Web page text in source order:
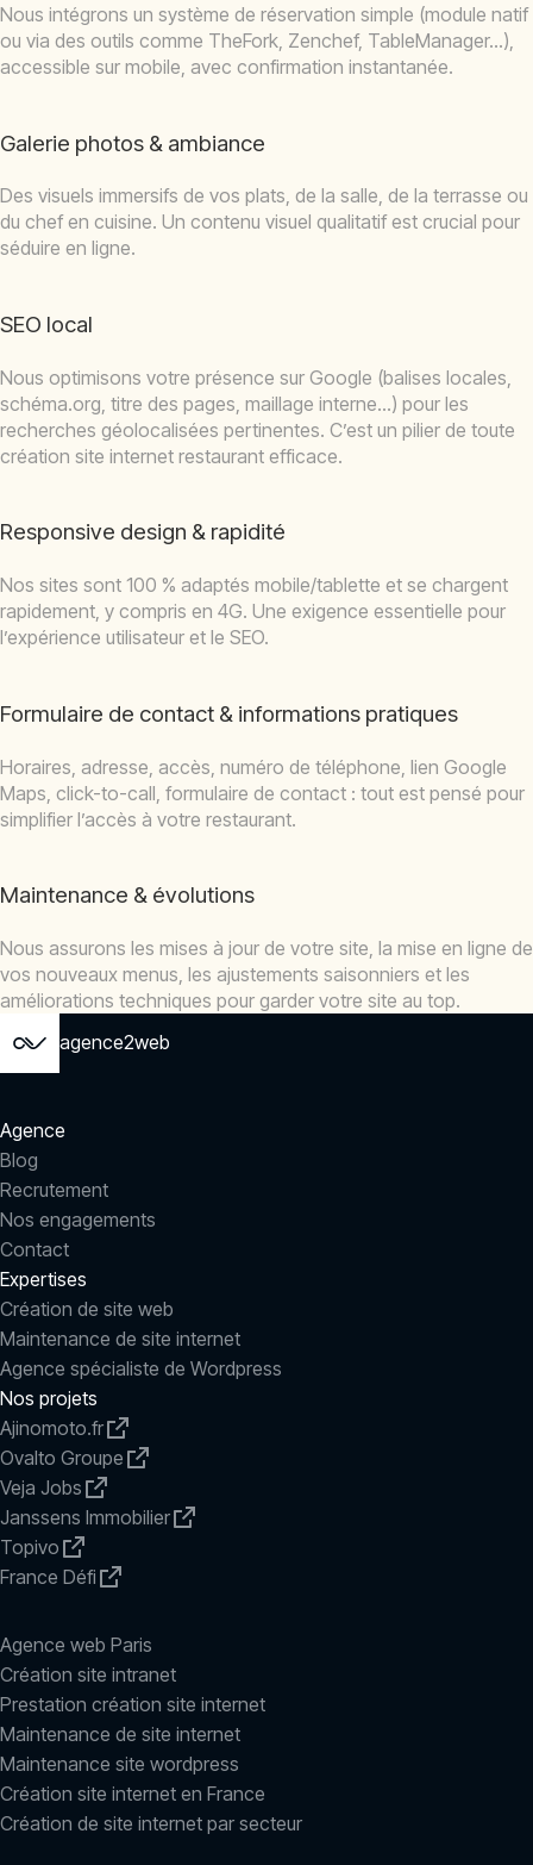
Nous intégrons un système de réservation simple (module natif
ou via des outils comme TheFork, Zenchef, TableManager…),
accessible sur mobile, avec confirmation instantanée.
Galerie photos & ambiance
Des visuels immersifs de vos plats, de la salle, de la terrasse ou
du chef en cuisine. Un contenu visuel qualitatif est crucial pour
séduire en ligne.
SEO local
Nous optimisons votre présence sur Google (balises locales,
schéma.org, titre des pages, maillage interne…) pour les
recherches géolocalisées pertinentes. C’est un pilier de toute
création site internet restaurant efficace.
Responsive design & rapidité
Nos sites sont 100 % adaptés mobile/tablette et se chargent
rapidement, y compris en 4G. Une exigence essentielle pour
l’expérience utilisateur et le SEO.
Formulaire de contact & informations pratiques
Horaires, adresse, accès, numéro de téléphone, lien Google
Maps, click-to-call, formulaire de contact : tout est pensé pour
simplifier l’accès à votre restaurant.
Maintenance & évolutions
Nous assurons les mises à jour de votre site, la mise en ligne de
vos nouveaux menus, les ajustements saisonniers et les
améliorations techniques pour garder votre site au top.
agence2web
Agence
Blog
Recrutement
Nos engagements
Contact
Expertises
Création de site web
Maintenance de site internet
Agence spécialiste de Wordpress
Nos projets
Ajinomoto.fr
Ovalto Groupe
Veja Jobs
Janssens Immobilier
Topivo
France Défi
Agence web Paris
Création site intranet
Prestation création site internet
Maintenance de site internet
Maintenance site wordpress
Création site internet en France
Création de site internet par secteur